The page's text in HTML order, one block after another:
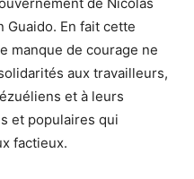
Guaido. En fait cette
manque de courage ne
aux travailleurs,
et à leurs
et populaires qui
factieux.